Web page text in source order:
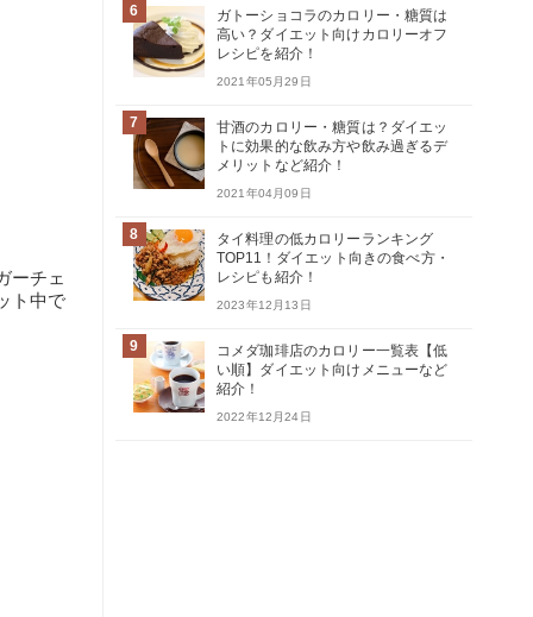
ーチェ
ト中で
6
ガトーショコラのカロリー・糖質は
高い？ダイエット向けカロリーオフ
レシピを紹介！
2021年05月29日
7
甘酒のカロリー・糖質は？ダイエッ
トに効果的な飲み方や飲み過ぎるデ
メリットなど紹介！
2021年04月09日
8
タイ料理の低カロリーランキング
TOP11！ダイエット向きの食べ方・
レシピも紹介！
2023年12月13日
9
コメダ珈琲店のカロリー一覧表【低
い順】ダイエット向けメニューなど
紹介！
2022年12月24日